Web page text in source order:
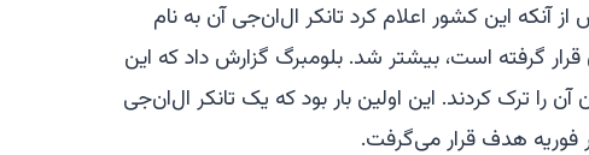
آنکه این کشور اعلام کرد تانکر ال‌ان‌جی آن به نام
قرار گرفته است، بیشتر شد. بلومبرگ گزارش داد که این
را ترک کردند. این اولین بار بود که یک تانکر ال‌ان‌جی
فوریه هدف قرار می‌گرفت.